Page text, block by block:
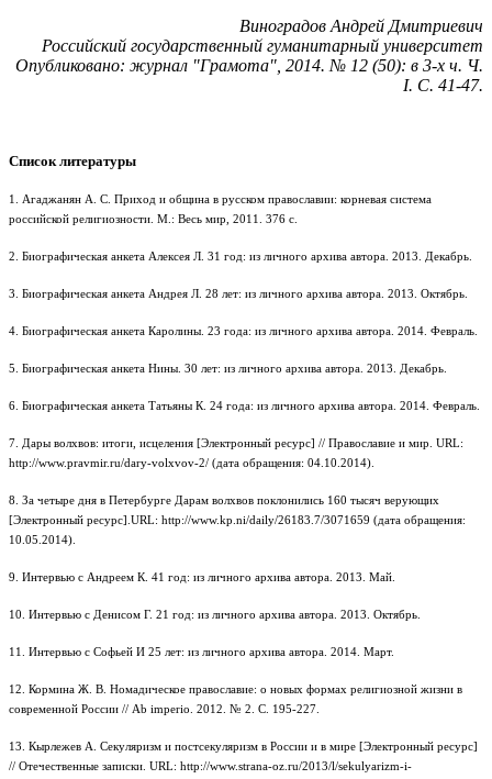
Виноградов Андрей Дмитриевич
Российский государственный гуманитарный университет
Опубликовано: журнал "Грамота", 2014. № 12 (50): в 3-х ч. Ч.
I. C. 41-47.
Список литературы
1. Агаджанян А. С. Приход и община в русском православии: корневая система
российской религиозности. М.: Весь мир, 2011. 376 с.
2. Биографическая анкета Алексея Л. 31 год: из личного архива автора. 2013. Декабрь.
3. Биографическая анкета Андрея Л. 28 лет: из личного архива автора. 2013. Октябрь.
4. Биографическая анкета Каролины. 23 года: из личного архива автора. 2014. Февраль.
5. Биографическая анкета Нины. 30 лет: из личного архива автора. 2013. Декабрь.
6. Биографическая анкета Татьяны К. 24 года: из личного архива автора. 2014. Февраль.
7. Дары волхвов: итоги, исцеления [Электронный ресурс] // Православие и мир. URL:
http://www.pravmir.ru/dary-volxvov-2/ (дата обращения: 04.10.2014).
8. За четыре дня в Петербурге Дарам волхвов поклонились 160 тысяч верующих
[Электронный ресурс].URL: http://www.kp.ni/daily/26183.7/3071659 (дата обращения:
10.05.2014).
9. Интервью с Андреем К. 41 год: из личного архива автора. 2013. Май.
10. Интервью с Денисом Г. 21 год: из личного архива автора. 2013. Октябрь.
11. Интервью с Софьей И 25 лет: из личного архива автора. 2014. Март.
12. Кормина Ж. В. Номадическое православие: о новых формах религиозной жизни в
современной России // Ab imperio. 2012. № 2. С. 195-227.
13. Кырлежев А. Секуляризм и постсекуляризм в России и в мире [Электронный ресурс]
// Отечественные записки. URL: http://www.strana-oz.ru/2013/l/sekulyarizm-i-